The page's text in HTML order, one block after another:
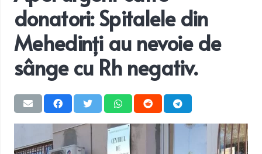
donatori: Spitalele din
Mehedinți au nevoie de
sânge cu Rh negativ.